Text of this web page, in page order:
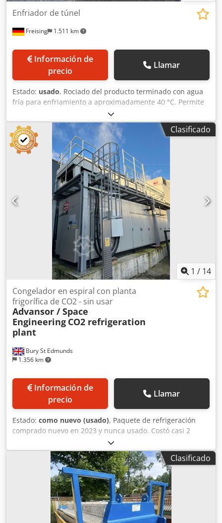
Freising 1.511 km
Enfriador de túnel
Información de
precio
Llamar
Estado: usado, Rociado del producto terminado con agua
fría para enfriamiento a aproximadamente 40 °C. Permite
un etiquetado limpio y genera vacío en la botella. Incluye
torre de enfriamiento para el recirculado del agua de
rociado del enfriador de túnel. Cjdpjw Tmpdefx Ah Ssha
Clasificado
1 / 14
Bury St Edmunds
1.356 km
Congelador en espiral con planta
frigorífica de CO2 - sin usar
Advansor / Space
Engineering CO2 refrigeration
plant
Información de
precio
Llamar
Estado: como nuevo (usado), Paquete de refrigeración
comprado nuevo en 2023 y nunca usado. Costó casi 2
millones de libras; se instaló para operar un congelador en
espiral y otras máquinas, pero debido a la quiebra de la
empresa, nunca se puso en funcionamiento. Su
funcionamiento es extremadamente eficiente en
comparación con los sistemas convencionales. Cjdpfx
Ahewcwbqs Ssha
Clasificado